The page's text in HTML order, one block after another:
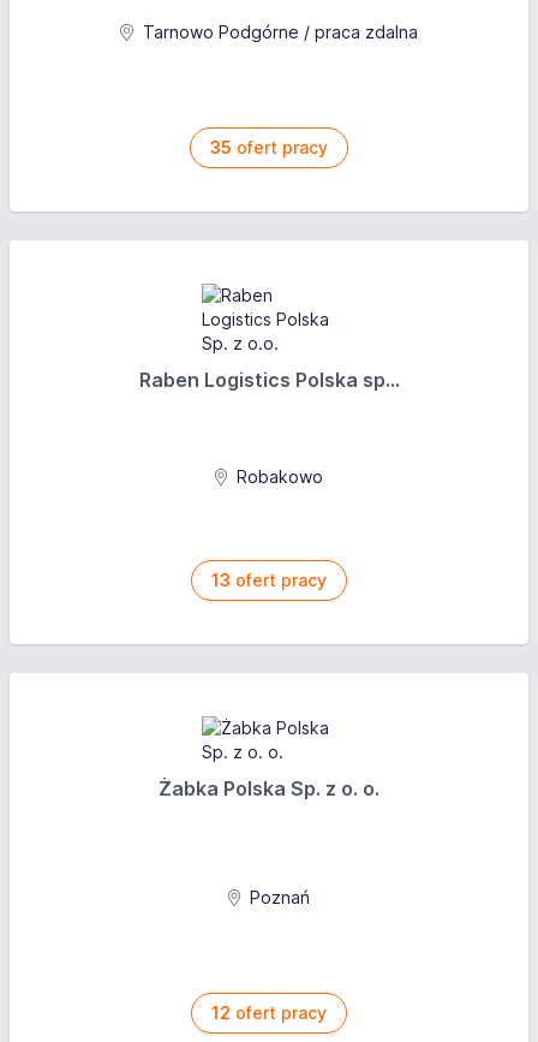
Tarnowo Podgórne / praca zdalna
35 ofert pracy
Raben Logistics Polska sp...
Robakowo
13 ofert pracy
Żabka Polska Sp. z o. o.
Poznań
12 ofert pracy